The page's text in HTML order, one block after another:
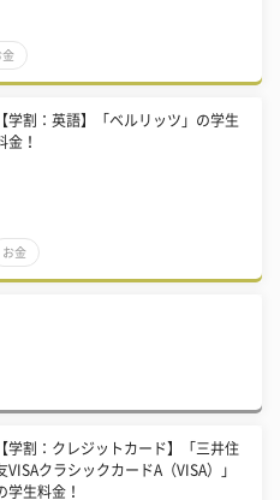
金
【学割：英語】「ベルリッツ」の学生
金！
お金
【学割：クレジットカード】「三井住
VISAクラシックカードA（VISA）」
学生料金！